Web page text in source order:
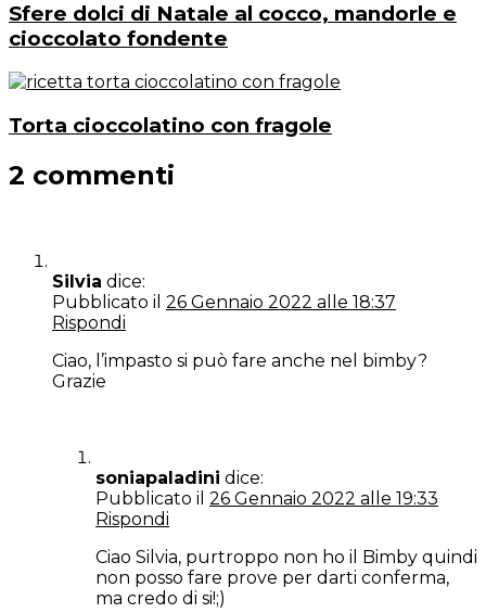
Sfere dolci di Natale al cocco, mandorle e
cioccolato fondente
Torta cioccolatino con fragole
2 commenti
Silvia dice:
Pubblicato il 26 Gennaio 2022 alle 18:37
Rispondi
Ciao, l’impasto si può fare anche nel bimby?
Grazie
soniapaladini dice:
Pubblicato il 26 Gennaio 2022 alle 19:33
Rispondi
Ciao Silvia, purtroppo non ho il Bimby quindi
non posso fare prove per darti conferma,
ma credo di si!;)